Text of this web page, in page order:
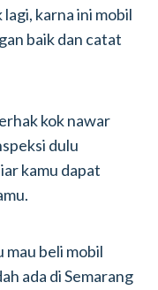
karna ini mobil
baik dan catat
kok nawar
dulu
kamu dapat
beli mobil
ada di Semarang